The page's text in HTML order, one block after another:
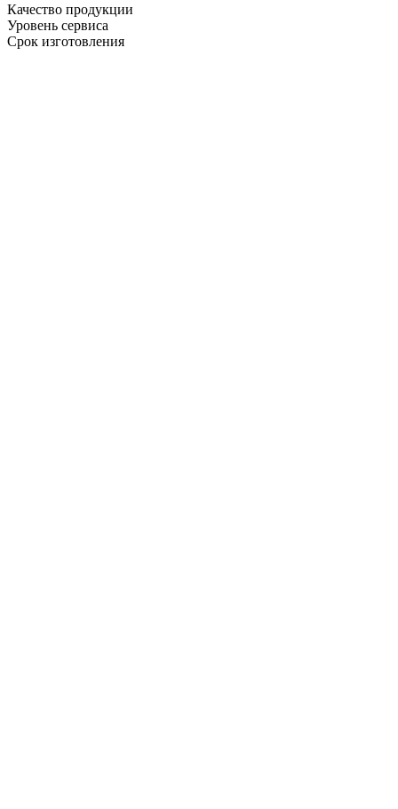
Качество продукции
Уровень сервиса
Срок изготовления